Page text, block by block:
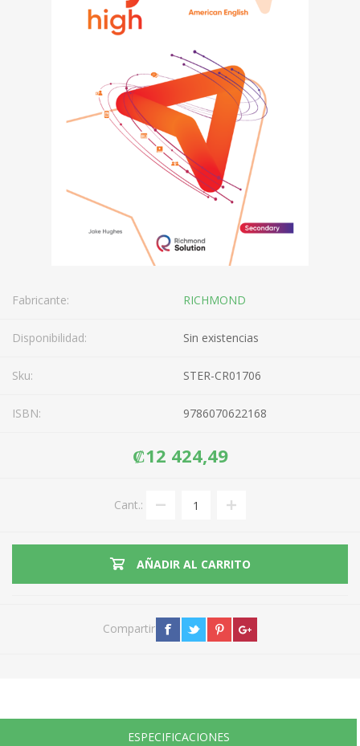
Fabricante: RICHMOND
Disponibilidad: Sin existencias
Sku: STER-CR01706
ISBN: 9786070622168
₡12 424,49
Cant.:
AÑADIR AL CARRITO
Compartir
ESPECIFICACIONES